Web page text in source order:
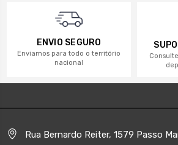
ENVIO SEGURO
Enviamos para todo o território
nacional
Rua Bernardo Reiter, 1579 Passo